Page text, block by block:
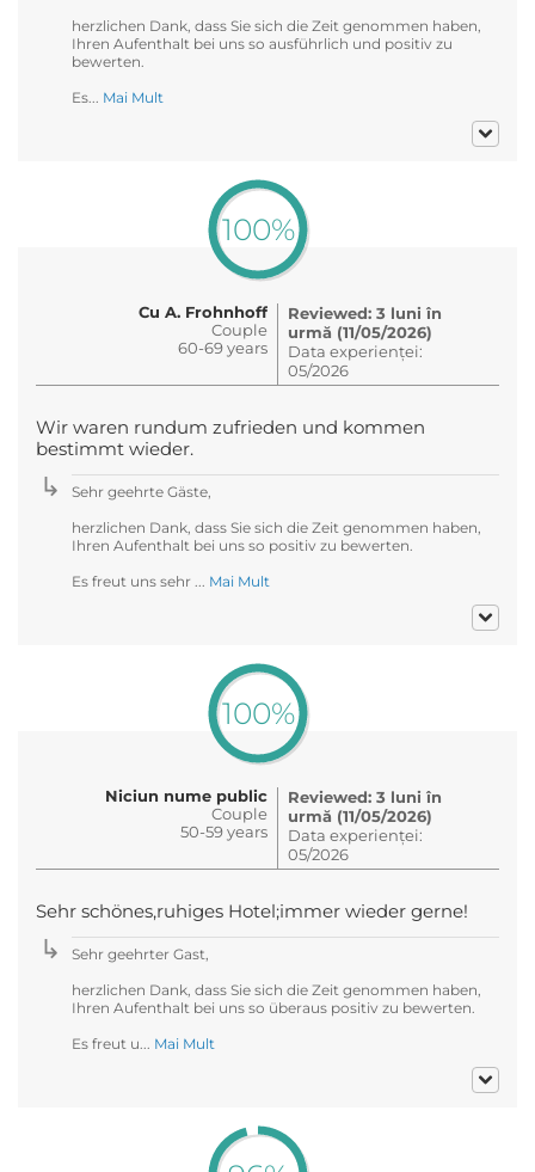
herzlichen Dank, dass Sie sich die Zeit genommen haben,
Ihren Aufenthalt bei uns so ausführlich und positiv zu
bewerten.
Es... Mai Mult
100%
Cu A. Frohnhoff
Couple
60-69 years
Reviewed: 3 luni în
urmă (11/05/2026)
Data experienței:
05/2026
Wir waren rundum zufrieden und kommen
bestimmt wieder.
Sehr geehrte Gäste,
herzlichen Dank, dass Sie sich die Zeit genommen haben,
Ihren Aufenthalt bei uns so positiv zu bewerten.
Es freut uns sehr ... Mai Mult
100%
Niciun nume public
Couple
50-59 years
Reviewed: 3 luni în
urmă (11/05/2026)
Data experienței:
05/2026
Sehr schönes,ruhiges Hotel;immer wieder gerne!
Sehr geehrter Gast,
herzlichen Dank, dass Sie sich die Zeit genommen haben,
Ihren Aufenthalt bei uns so überaus positiv zu bewerten.
Es freut u... Mai Mult